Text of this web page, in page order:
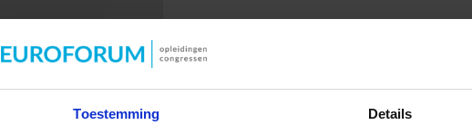
Toestemming Details
Persoonlijk